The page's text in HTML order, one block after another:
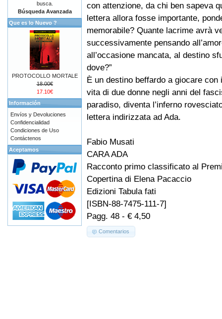
con attenzione, da chi ben sapeva
lettera allora fosse importante,
memorabile? Quante lacrime avrà
successivamente pensando
all’occasione mancata, al destino
dove?”
È un destino beffardo a giocare con
vita di due donne negli anni del
paradiso, diventa l’inferno
lettera indirizzata ad Ada.
Fabio Musati
CARA ADA
Racconto primo classificato al
Copertina di Elena Pacaccio
Edizioni Tabula fati
[ISBN-88-7475-111-7]
Pagg. 48 - € 4,50
Comentarios
busca.
Búsqueda Avanzada
Que es lo Nuevo ?
PROTOCOLLO MORTALE
18.00€
17.10€
Información
Envíos y Devoluciones
Confidencialidad
Condiciones de Uso
Contáctenos
Aceptamos